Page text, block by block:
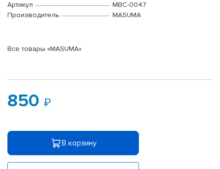
Артикул
MBC-0047
Производитель
MASUMA
Все товары «MASUMA»
850
В корзину